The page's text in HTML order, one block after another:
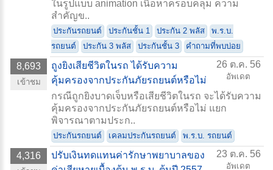
ในรูปแบบ animation เนื้อหาครอบคลุม ความ
สำคัญข..
ประกันรถยนต์ ประกันชั้น 1 ประกัน 2 พลัส
พ.ร.บ.
รถยนต์
ประกัน 3 พลัส ประกันชั้น 3 คำถามที่พบบ่อย
8,693
เข้าชม
ถูงยิงเสียชีวิตในรถ ได้รับความ
คุ้มครองจากประกันภัยรถยนต์หรือไม่
26 ต.ค. 56
อัพเดต
กรณีถูกยิงบาดเจ็บหรือเสียชีวิตในรถ จะได้รับความ
คุ้มครองจากประกันภัยรถยนต์หรือไม่ แยก
พิจารณาตามประก..
ประกันรถยนต์ เคลมประกันรถยนต์ พ.ร.บ. รถยนต์
4,316
ปรับเงินทดแทนค่ารักษาพยาบาลของ
23 ต.ค. 56
อัพเดต